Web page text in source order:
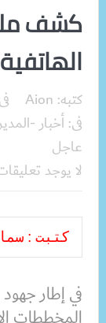
كشف
كتبه: Aion
فى:أخبار -
عاجل
لا يوجد
كتبت :
في إطار جهود